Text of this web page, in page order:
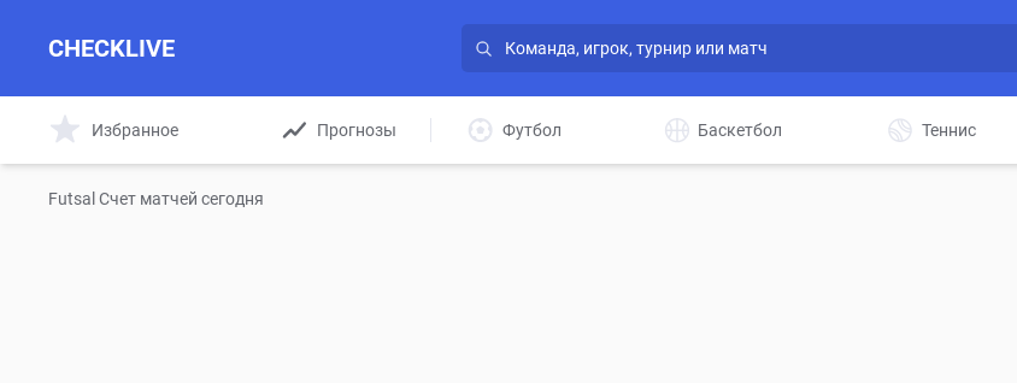
CHECKLIVE
Избранное Прогнозы Футбол Баскетбол Теннис
Futsal Счет матчей сегодня